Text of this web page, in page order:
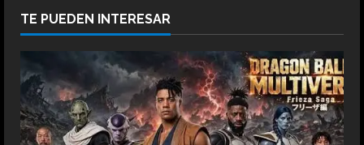
TE PUEDEN INTERESAR